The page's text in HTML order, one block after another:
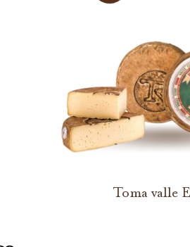
Toma valle